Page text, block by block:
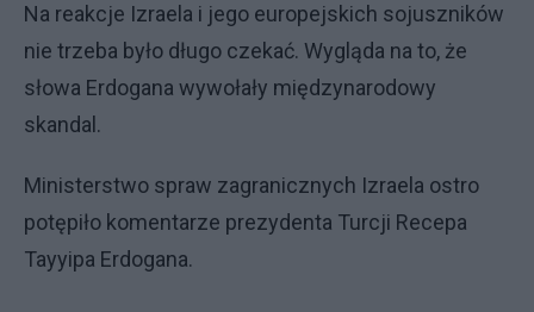
Na reakcje Izraela i jego europejskich sojuszników
nie trzeba było długo czekać. Wygląda na to, że
słowa Erdogana wywołały międzynarodowy
skandal.
Ministerstwo spraw zagranicznych Izraela ostro
potępiło komentarze prezydenta Turcji Recepa
Tayyipa Erdogana.